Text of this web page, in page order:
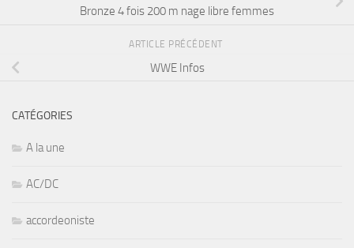
Bronze 4 fois 200 m nage libre femmes
ARTICLE PRÉCÉDENT
WWE Infos
CATÉGORIES
A la une
AC/DC
accordeoniste